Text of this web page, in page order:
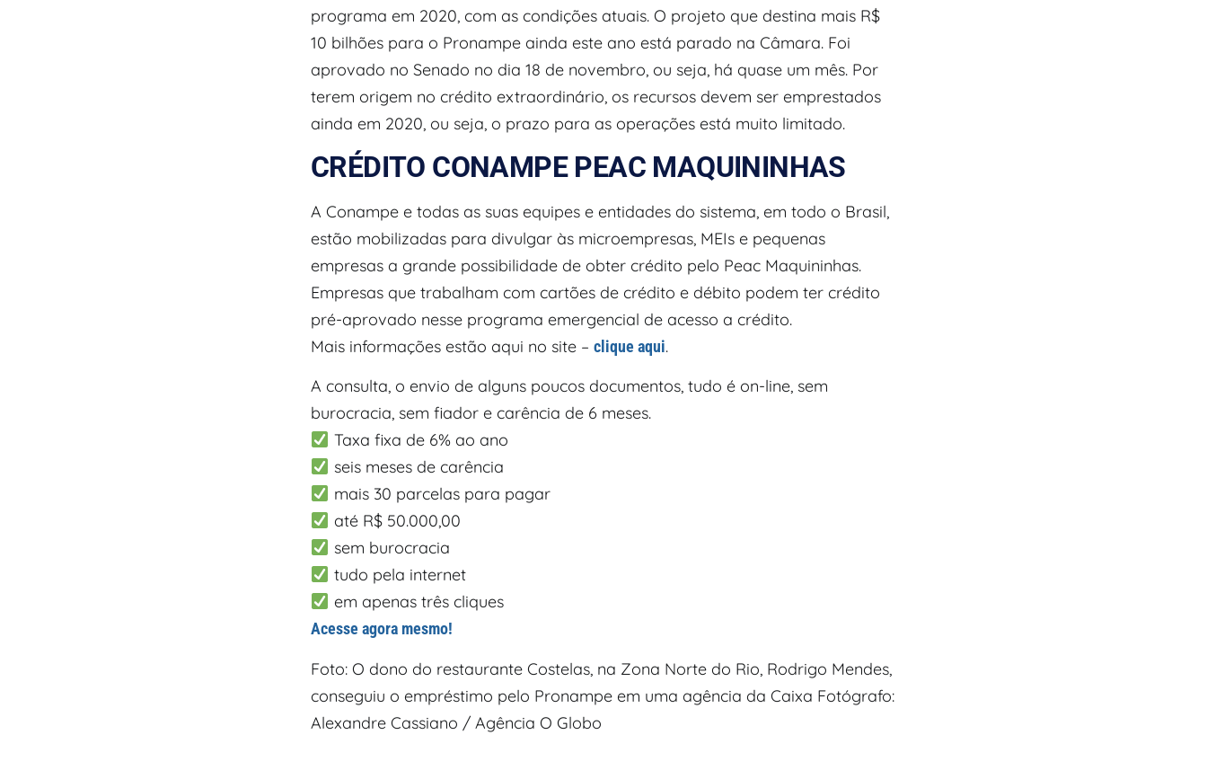
programa em 2020, com as condições atuais. O projeto que destina mais R$
10 bilhões para o Pronampe ainda este ano está parado na Câmara. Foi
aprovado no Senado no dia 18 de novembro, ou seja, há quase um mês. Por
terem origem no crédito extraordinário, os recursos devem ser emprestados
ainda em 2020, ou seja, o prazo para as operações está muito limitado.
CRÉDITO CONAMPE PEAC MAQUININHAS
A Conampe e todas as suas equipes e entidades do sistema, em todo o Brasil,
estão mobilizadas para divulgar às microempresas, MEIs e pequenas
empresas a grande possibilidade de obter crédito pelo Peac Maquininhas.
Empresas que trabalham com cartões de crédito e débito podem ter crédito
pré-aprovado nesse programa emergencial de acesso a crédito.
Mais informações estão aqui no site – clique aqui.
A consulta, o envio de alguns poucos documentos, tudo é on-line, sem
burocracia, sem fiador e carência de 6 meses.
Taxa fixa de 6% ao ano
seis meses de carência
mais 30 parcelas para pagar
até R$ 50.000,00
sem burocracia
tudo pela internet
em apenas três cliques
Acesse agora mesmo!
Foto: O dono do restaurante Costelas, na Zona Norte do Rio, Rodrigo Mendes,
conseguiu o empréstimo pelo Pronampe em uma agência da Caixa Fotógrafo:
Alexandre Cassiano / Agência O Globo